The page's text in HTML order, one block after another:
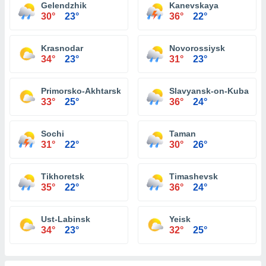
Gelendzhik
30° 23°
Kanevskaya
36° 22°
Krasnodar
34° 23°
Novorossiysk
31° 23°
Primorsko-Akhtarsk
33° 25°
Slavyansk-on-Kuban
36° 24°
Sochi
31° 22°
Taman
30° 26°
Tikhoretsk
35° 22°
Timashevsk
36° 24°
Ust-Labinsk
34° 23°
Yeisk
32° 25°